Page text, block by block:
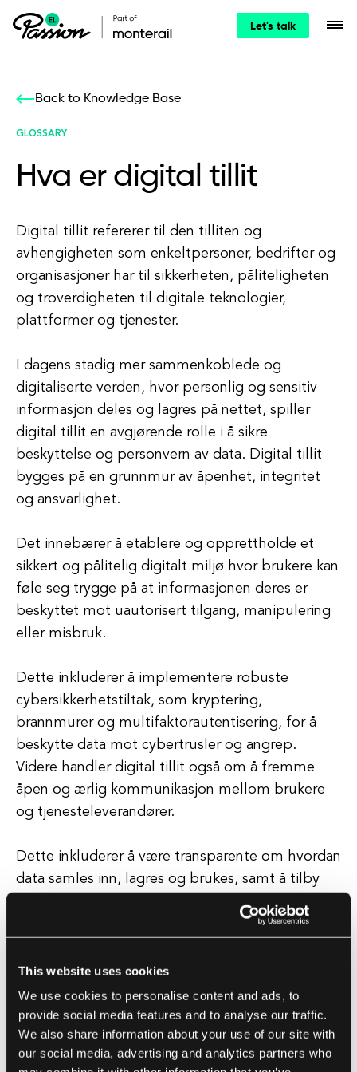
This website uses cookies
We use cookies to personalise content and ads, to
provide social media features and to analyse our traffic.
We also share information about your use of our site with
our social media, advertising and analytics partners who
Let's talk
Back to Knowledge Base
GLOSSARY
Hva er digital tillit
Digital tillit refererer til den tilliten og
avhengigheten som enkeltpersoner, bedrifter og
organisasjoner har til sikkerheten, påliteligheten
og troverdigheten til digitale teknologier,
plattformer og tjenester.
I dagens stadig mer sammenkoblede og
digitaliserte verden, hvor personlig og sensitiv
informasjon deles og lagres på nettet, spiller
digital tillit en avgjørende rolle i å sikre
beskyttelse og personvern av data. Digital tillit
bygges på en grunnmur av åpenhet, integritet
og ansvarlighet.
Det innebærer å etablere og opprettholde et
sikkert og pålitelig digitalt miljø hvor brukere kan
føle seg trygge på at informasjonen deres er
beskyttet mot uautorisert tilgang, manipulering
eller misbruk.
Dette inkluderer å implementere robuste
cybersikkerhetstiltak, som kryptering,
brannmurer og multifaktorautentisering, for å
beskytte data mot cybertrusler og angrep.
Videre handler digital tillit også om å fremme
åpen og ærlig kommunikasjon mellom brukere
og tjenesteleverandører.
Dette inkluderer å være transparente om hvordan
data samles inn, lagres og brukes, samt å tilby
klare og tilgjengelige personvernpolicyer og
Ved å være direkte og proaktive i å håndtere
bekymringer og problemer relatert til
dataprivacy og sikkerhet, kan organisasjoner
bygge tillit med sine brukere og demonstrere sitt
engasjement for å beskytte informasjonen deres.